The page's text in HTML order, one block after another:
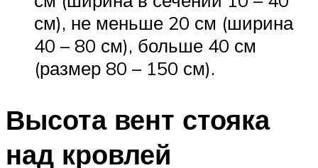
см), не меньше 20 см (ширина
40 – 80 см), больше 40 см
(размер 80 – 150 см).
Высота вент стояка
над кровлей